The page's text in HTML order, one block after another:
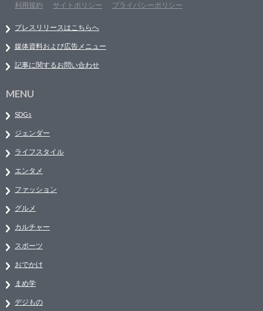
利用規約
サイトポリシー プライバシーポリシー
プレスリリースはこちらへ
媒体資料および広告メニュー
記事に関するお問い合わせ
MENU
SDGs
ジェンダー
ライフスタイル
エンタメ
ファッション
グルメ
カルチャー
スポーツ
おでかけ
まめ学
デジもの